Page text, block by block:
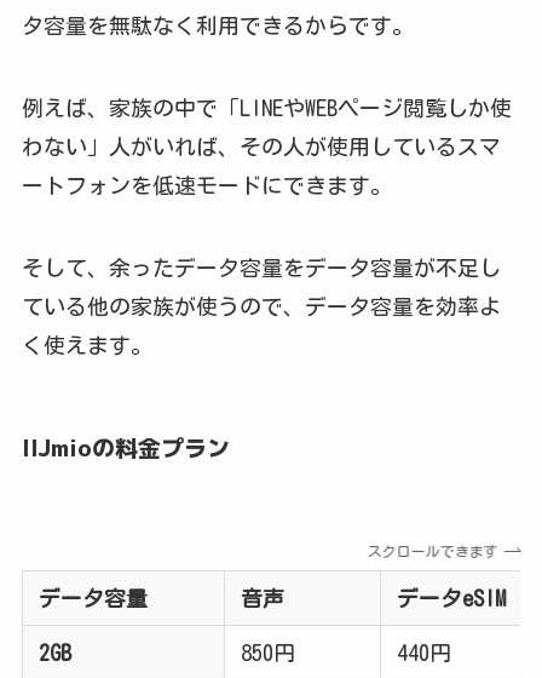
タ容量を無駄なく利用できるからです。
例えば、家族の中で「LINEやWEBページ閲覧しか使
わない」人がいれば、その人が使用しているスマ
ートフォンを低速モードにできます。
そして、余ったデータ容量をデータ容量が不足し
ている他の家族が使うので、データ容量を効率よ
く使えます。
IIJmioの料金プラン
スクロールできます
データ容量 音声 データeSIM
2GB 850円 440円